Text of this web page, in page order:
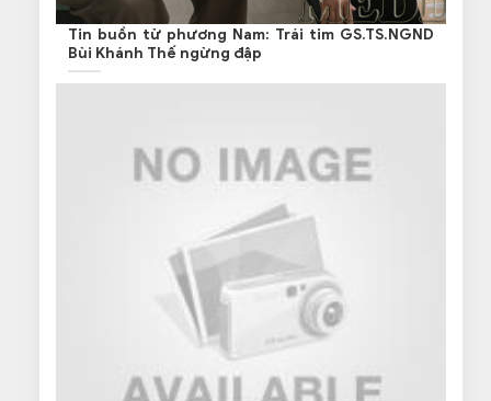
Tin buồn từ phương Nam: Trái tim GS.TS.NGND
Bùi Khánh Thế ngừng đập